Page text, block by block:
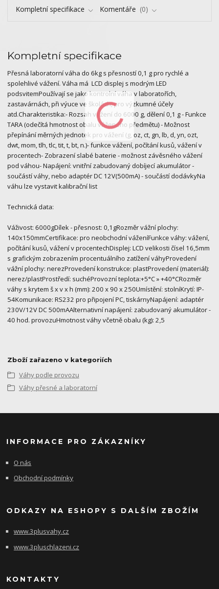
Kompletní specifikace Komentáře 0
Kompletní specifikace
Přesná laboratorní váha do 6kg s přesností 0,1 g pro rychlé a
spolehlivé vážení. Váha má LCD displej s modrým LED
podsvitemPoužívají se jako kontrolní váha v laboratořích,
zastavárnách, při výuce ve školách, pro výzkumné účely
atd.Charakteristika:- Rozsah vážení do 6000 g, dělení 0,1 g - Funkce
TARA (odečítá hmotnost obalu váženého předmětu) - Možnost
přepínání měrných jednotek pro vážení (g, oz, ct, gn, lb, d, yn, ozt,
dwt, mom, tlh, tlc, tit, t, bt, n.)- funkce vážení, počítání kusů, vážení v
procentech- Zobrazení slabé baterie - možnost závěsného vážení
pod váhou- Napájení: vnitřní zabudovaný dobíjecí akumulátor -
součástí váhy, nebo adaptér DC 12V(500mA) - součástí dodávkyNa
váhu lze vystavit kalibrační list
Technická data:
Váživost: 6000gDílek - přesnost: 0,1gRozměr vážní plochy:
140x150mmCertifikace: pro neobchodní váženíFunkce váhy: vážení,
počítání kusů, vážení v procentechDisplej: LCD velikosti čísel 16,5mm
s grafickým zobrazením procentuálního zatížení váhyProvedení
vážní plochy: nerezProvedení konstrukce: plastProvedení (materiál):
nerez/plastProstředí: suchéProvozní teplota:+5°C » +40°CRozměr
váhy s krytem š x v x h (mm): 200 x 90 x 250Umístění: stolníKrytí: IP-
54Komunikace: RS232 pro připojení PC, tiskárnyNapájení: adaptér
230V/12V DC 500mAAlternativní napájení: zabudovaný akumulátor -
40 hod. provozuHmotnost váhy včetně obalu (kg): 2,5
Zboží zařazeno v kategoriích
Váhy podle provozu
Váhy přesné a laboratorní
INFORMACE PRO ZÁKAZNÍKY
O nás
Obchodní podmínky
ODKAZY NA ESHOPY S DALŠÍM ZBOŽÍM
www.3plusvahy.cz
www.3pluschlazeni.cz
KONTAKTY